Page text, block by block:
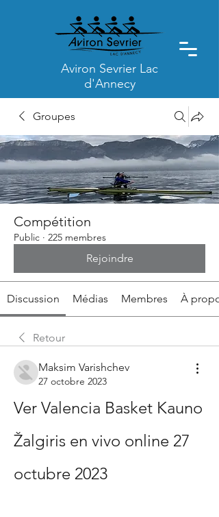
Aviron Sevrier Lac
d'Annecy
Groupes
Compétition
Public · 225 membres
Rejoindre
Discussion Médias Membres À
Retour
Maksim Varishchev
27 octobre 2023
Ver Valencia Basket Kauno
Žalgiris en vivo online 27
octubre 2023